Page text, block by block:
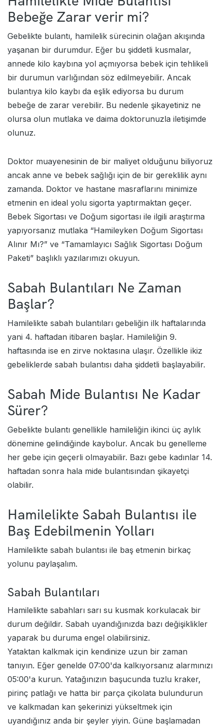
Bebeğe Zarar verir mi?
Gebelikte bulantı, hamilelik sürecinin olağan akışında
yaşanan bir durumdur. Eğer bu şiddetli kusmalar,
annede kilo kaybına yol açmıyorsa bebek için tehlikeli
bir durumun varlığından söz edilmeyebilir. Ancak
bulantıya kilo kaybı da eşlik ediyorsa bu durum
bebeğe de zarar verebilir. Bu nedenle şikayetiniz ne
olursa olun mutlaka ve daima doktorunuzla iletişimde
olunuz.
Doktor muayenesinin de bir maliyet olduğunu biliyoruz
ancak anne ve bebek sağlığı için de bir gereklilik aynı
zamanda. Doktor ve hastane masraflarını minimize
etmenin en ideal yolu sigorta yaptırmaktan geçer.
Bebek Sigortası ve Doğum sigortası ile ilgili araştırma
yapıyorsanız mutlaka “Hamileyken Doğum Sigortası
Alınır Mı?” ve “Tamamlayıcı Sağlık Sigortası Doğum
Paketi” başlıklı yazılarımızı okuyun.
Sabah Bulantıları Ne Zaman
Başlar?
Hamilelikte sabah bulantıları gebeliğin ilk haftalarında
yani 4. haftadan itibaren başlar. Hamileliğin 9.
haftasında ise en zirve noktasına ulaşır. Özellikle ikiz
gebeliklerde sabah bulantısı daha şiddetli başlayabilir.
Sabah Mide Bulantısı Ne Kadar
Sürer?
Gebelikte bulantı genellikle hamileliğin ikinci üç aylık
dönemine gelindiğinde kaybolur. Ancak bu genelleme
her gebe için geçerli olmayabilir. Bazı gebe kadınlar 14.
haftadan sonra hala mide bulantısından şikayetçi
olabilir.
Hamilelikte Sabah Bulantısı ile
Baş Edebilmenin Yolları
Hamilelikte sabah bulantısı ile baş etmenin birkaç
yolunu paylaşalım.
Sabah Bulantıları
Hamilelikte sabahları sarı su kusmak korkulacak bir
durum değildir. Sabah uyandığınızda bazı değişiklikler
yaparak bu duruma engel olabilirsiniz.
Yataktan kalkmak için kendinize uzun bir zaman
tanıyın. Eğer genelde 07:00'da kalkıyorsanız alarmınızı
05:00'a kurun. Yatağınızın başucunda tuzlu kraker,
pirinç patlağı ve hatta bir parça çikolata bulundurun
ve kalkmadan kan şekerinizi yükseltmek için
uyandığınız anda bir şeyler yiyin. Güne başlamadan